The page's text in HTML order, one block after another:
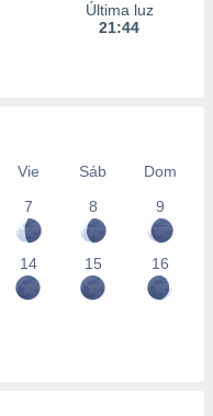
Última luz
21:44
Vie Sáb
Dom
7
8 9
14 15 16